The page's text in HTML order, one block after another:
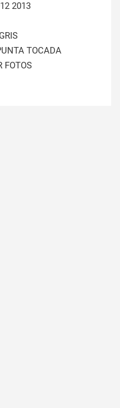
2013
TOCADA
FOTOS